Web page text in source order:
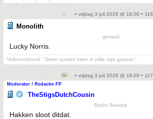
• vrijdag 3 juli 2026 @ 18:00 • 116
Monolith
geniaal
Lucky Norris.
Volkorenbrood: "Geen quotes meer in jullie sigs gaarne."
• vrijdag 3 juli 2026 @ 18:00 • 117
Moderator / Redactie FP
TheStigsDutchCousin
Brabo Bastard
Hakken sloot ditdat.